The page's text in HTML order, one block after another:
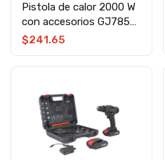
Pistola de calor 2000 W
con accesorios GJ785-
RFQ
$241.65